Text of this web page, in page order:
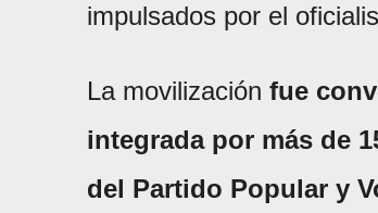
impulsados por el
La movilización fue
integrada por más de
del Partido Popular y